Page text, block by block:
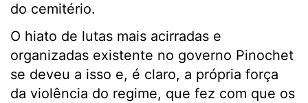
do cemitério.
O hiato de lutas mais acirradas e
organizadas existente no governo Pinochet
se deveu a isso e, é claro, a própria força
da violência do regime, que fez com que os